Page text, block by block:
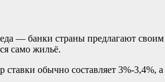
— банки страны предлагают
само жильё.
обычно составляет 3%-3,4%,